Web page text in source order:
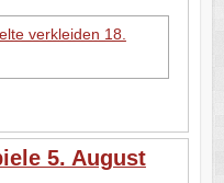
5. August